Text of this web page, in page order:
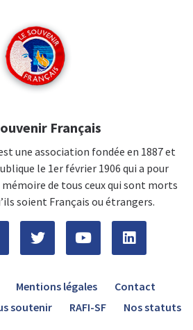
Français
une association fondée en 1887 et
le 1er février 1906 qui a pour
de tous ceux qui sont morts
soient Français ou étrangers.
Mentions légales
Contact
soutenir RAFI-SF Nos statuts